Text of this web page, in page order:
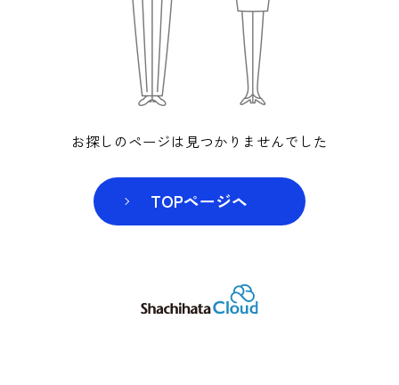
お探しのページは見つかりませんでした
TOPページヘ